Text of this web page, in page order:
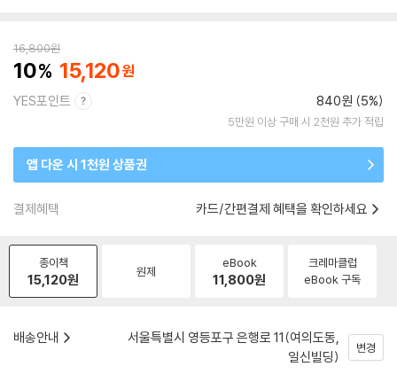
16,800원
10 15,120
YES포인트 840원 (5%)
5만원 이상 구매 시 2천원 추가 적립
앱 다운 시 1천원 상품권
결제혜택 카드/간편결제 혜택을 확인하세요
종이책
15,120원 원제
eBook
11,800원
크레마클럽
eBook 구독
배송안내
서울특별시 영등포구 은행로 11(여의도동,
일신빌딩)
변경